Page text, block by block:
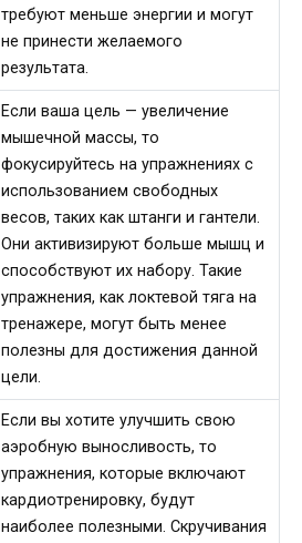
требуют меньше энергии и могут
не принести желаемого
результата.
Если ваша цель — увеличение
мышечной массы, то
фокусируйтесь на упражнениях с
использованием свободных
весов, таких как штанги и гантели.
Они активизируют больше мышц и
способствуют их набору. Такие
упражнения, как локтевой тяга на
тренажере, могут быть менее
полезны для достижения данной
цели.
Если вы хотите улучшить свою
аэробную выносливость, то
упражнения, которые включают
кардиотренировку, будут
наиболее полезными. Скручивания